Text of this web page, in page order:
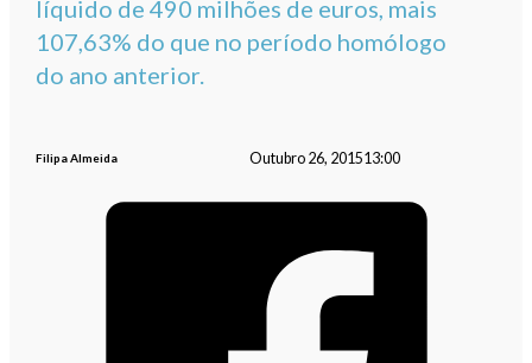
líquido de 490 milhões de euros, mais
107,63% do que no período homólogo
do ano anterior.
Filipa Almeida Outubro 26, 201513:00